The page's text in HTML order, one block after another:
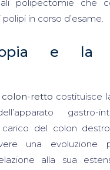
polipectomie che
in corso d’esame.
e la
retto costituisce
gastro-
carico del colon
una evoluzione
alla sua